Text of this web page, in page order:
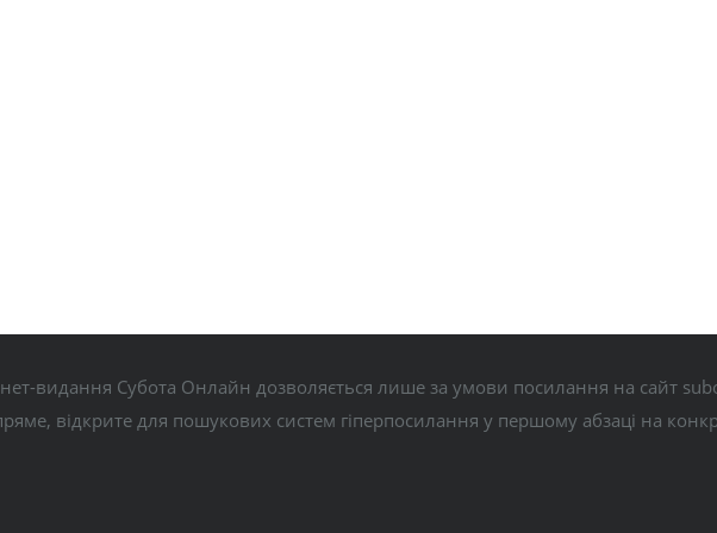
видання Субота Онлайн дозволяється лише за умови посилання на сайт
відкрите для пошукових систем гіперпосилання у першому абзаці на